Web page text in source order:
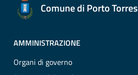
Comune di Porto Torres
AMMINISTRAZIONE
Organi di governo